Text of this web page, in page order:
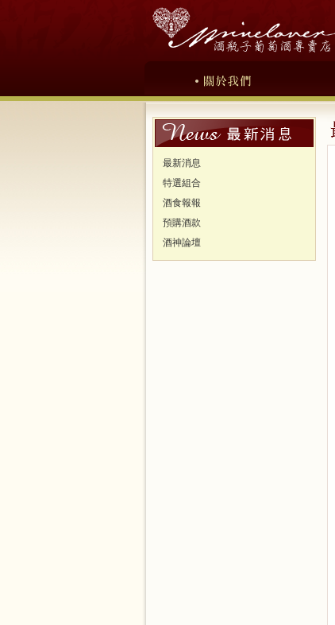
最新消息
特選組合
酒食報報
預購酒款
酒神論壇